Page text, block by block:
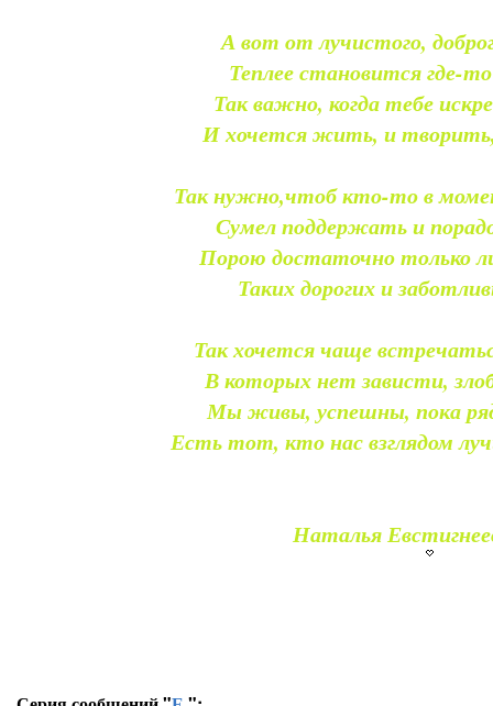
А вот от лучистого,
Теплее становится где-
Так важно, когда тебе
И хочется жить, и
Так нужно,чтоб кто-то в
Сумел поддержать и
Порою достаточно только
Таких дорогих и
Так хочется чаще
В которых нет зависти,
Мы живы, успешны, пока
Есть тот, кто нас взглядом
Наталья